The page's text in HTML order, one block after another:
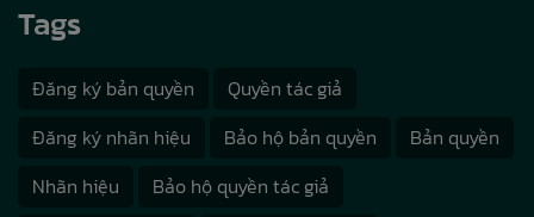
Tags
Đăng ký bản quyền
Quyền tác giả
Đăng ký nhãn hiệu
Bảo hộ bản quyền
Bản quyền
Nhãn hiệu
Bảo hộ quyền tác giả